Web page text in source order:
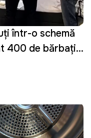
într-o schemă
400 de bărbați